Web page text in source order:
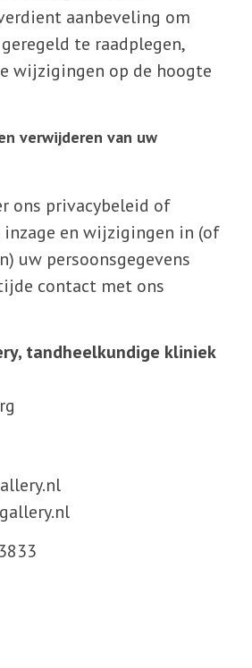
aanbeveling om
te raadplegen,
wijzigingen op de hoogte
verwijderen van uw
ons privacybeleid of
en wijzigingen in (of
uw persoonsgegevens
contact met ons
tandheelkundige kliniek